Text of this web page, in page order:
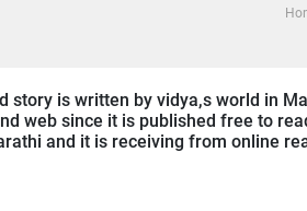
story is written by vidya,s world in
web since it is published free to
and it is receiving from online